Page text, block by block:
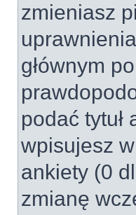
zmieniasz
głównym
podać
wpisujesz
ankiety (0
zmianę